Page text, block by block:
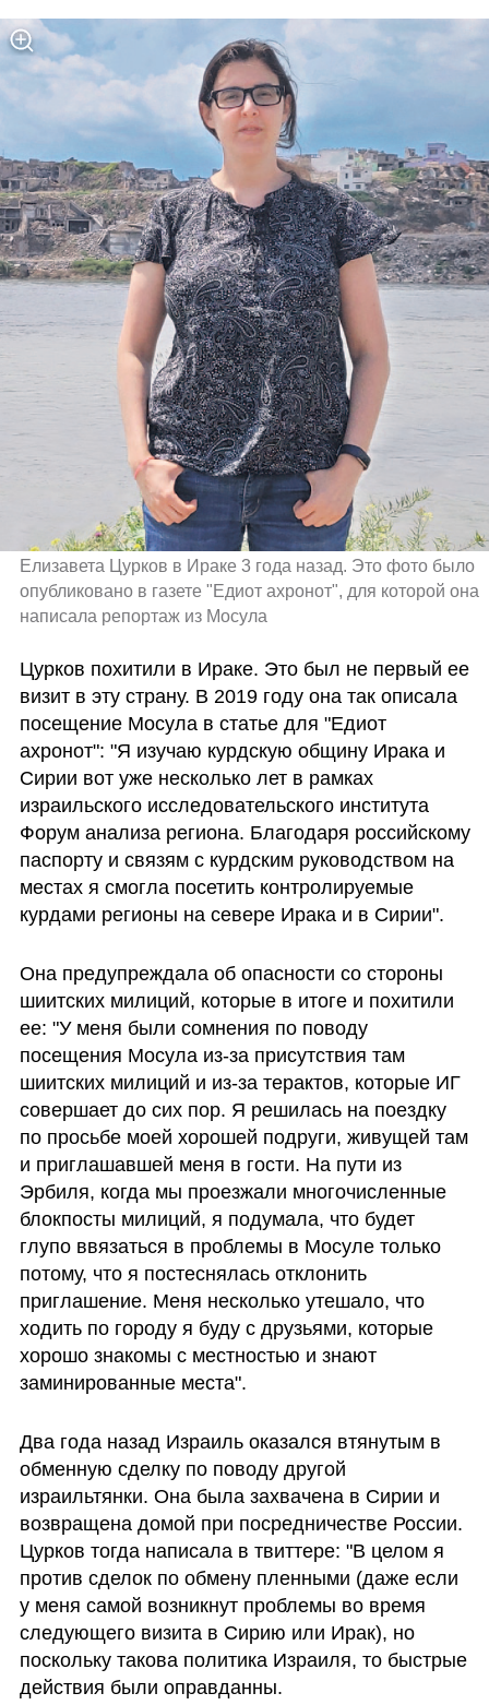
Елизавета Цурков в Ираке 3 года назад. Это фото было
опубликовано в газете "Едиот ахронот", для которой она
написала репортаж из Мосула
Цурков похитили в Ираке. Это был не первый ее
визит в эту страну. В 2019 году она так описала
посещение Мосула в статье для "Едиот
ахронот": "Я изучаю курдскую общину Ирака и
Сирии вот уже несколько лет в рамках
израильского исследовательского института
Форум анализа региона. Благодаря российскому
паспорту и связям с курдским руководством на
местах я смогла посетить контролируемые
курдами регионы на севере Ирака и в Сирии".
Она предупреждала об опасности со стороны
шиитских милиций, которые в итоге и похитили
ее: "У меня были сомнения по поводу
посещения Мосула из-за присутствия там
шиитских милиций и из-за терактов, которые ИГ
совершает до сих пор. Я решилась на поездку
по просьбе моей хорошей подруги, живущей там
и приглашавшей меня в гости. На пути из
Эрбиля, когда мы проезжали многочисленные
блокпосты милиций, я подумала, что будет
глупо ввязаться в проблемы в Мосуле только
потому, что я постеснялась отклонить
приглашение. Меня несколько утешало, что
ходить по городу я буду с друзьями, которые
хорошо знакомы с местностью и знают
заминированные места".
Два года назад Израиль оказался втянутым в
обменную сделку по поводу другой
израильтянки. Она была захвачена в Сирии и
возвращена домой при посредничестве России.
Цурков тогда написала в твиттере: "В целом я
против сделок по обмену пленными (даже если
у меня самой возникнут проблемы во время
следующего визита в Сирию или Ирак), но
поскольку такова политика Израиля, то быстрые
действия были оправданны.